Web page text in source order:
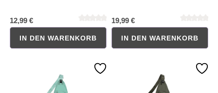
12,99 €
IN DEN WARENKORB
19,99 €
IN DEN WARENKORB